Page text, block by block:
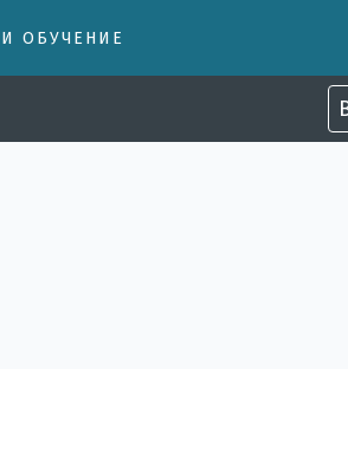
И ОБУЧЕНИЕ